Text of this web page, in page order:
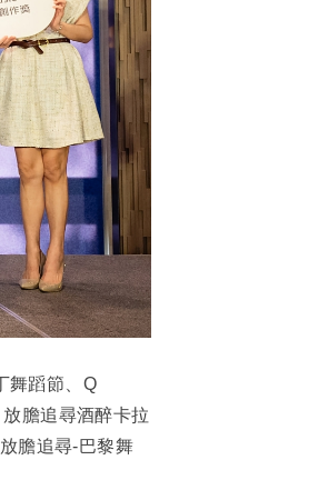
舞蹈節、Q
膽追尋酒醉卡拉
膽追尋-巴黎舞